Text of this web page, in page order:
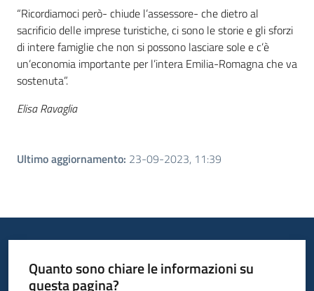
“Ricordiamoci però- chiude l’assessore- che dietro al
sacrificio delle imprese turistiche, ci sono le storie e gli sforzi
di intere famiglie che non si possono lasciare sole e c’è
un’economia importante per l’intera Emilia-Romagna che va
sostenuta”.
Elisa Ravaglia
Ultimo aggiornamento: 23-09-2023, 11:39
Quanto sono chiare le informazioni su
questa pagina?